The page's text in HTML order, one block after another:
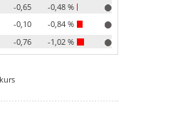
-0,65
-0,48 %
-0,10
-0,84 %
-0,76 -1,02 %